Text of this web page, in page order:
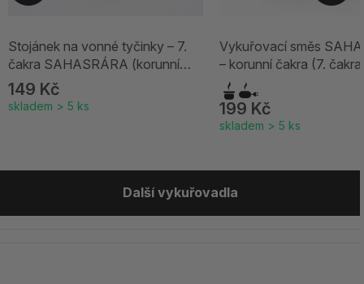
Stojánek na vonné tyčinky – 7.
čakra SAHASRÁRA (korunní
čakra) | fialový
149 Kč
skladem > 5 ks
Vykuřovací směs
– korunní čakra (7.
199 Kč
skladem > 5 ks
Další vykuřovadla